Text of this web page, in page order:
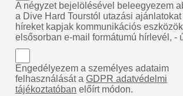
A négyzet bejelölésével beleegyezem
a Dive Hard Tourstól utazási
híreket kapjak kommunikációs
elsősorban e-mail formátumú hírlevél, -
Engedélyezem a személyes adataim
felhasználását aGDPR adatvédelmi
tájékoztatóban előírt módon.